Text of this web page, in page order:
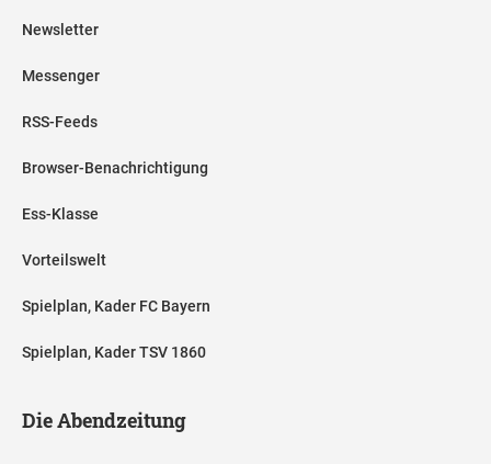
Newsletter
Messenger
RSS-Feeds
Browser-Benachrichtigung
Ess-Klasse
Vorteilswelt
Spielplan, Kader FC Bayern
Spielplan, Kader TSV 1860
Die Abendzeitung